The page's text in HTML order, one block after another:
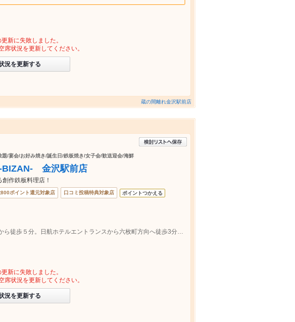
新に失敗しました。
席状況を更新してください。
況を更新する
蔵の間離れ金沢駅前店
/宴会/お好み焼き/誕生日/鉄板焼き/女子会/歓送迎会/海鮮
BIZAN- 金沢駅前店
作鉄板料理店！
800ポイント還元対象店 口コミ投稿特典対象店 ポイントつかえる
金沢駅兼六園口から徒歩５分。日航ホテルエントランスから六枚町方向へ徒歩3分右手にあります。
新に失敗しました。
席状況を更新してください。
況を更新する